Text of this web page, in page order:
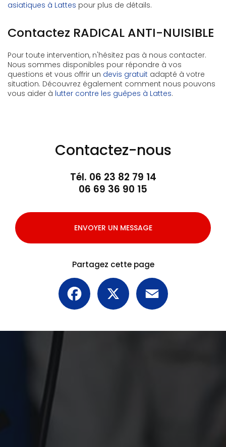
asiatiques à Lattes pour plus de détails.
Contactez RADICAL ANTI-NUISIBLE
Pour toute intervention, n'hésitez pas à nous contacter.
Nous sommes disponibles pour répondre à vos
questions et vous offrir un devis gratuit adapté à votre
situation. Découvrez également comment nous pouvons
vous aider à lutter contre les guêpes à Lattes.
Contactez-nous
Tél. 06 23 82 79 14
06 69 36 90 15
ENVOYER UN MESSAGE
Partagez cette page
Facebook